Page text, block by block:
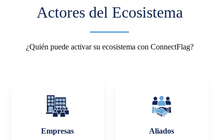
Actores del Ecosistema
¿Quién puede activar su ecosistema con ConnectFlag?
Empresas Aliados